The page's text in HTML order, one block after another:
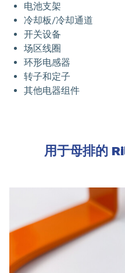
电池支架
冷却板/冷却通道
开关设备
场区线圈
环形电感器
转子和定子
其他电器组件
用于母排的